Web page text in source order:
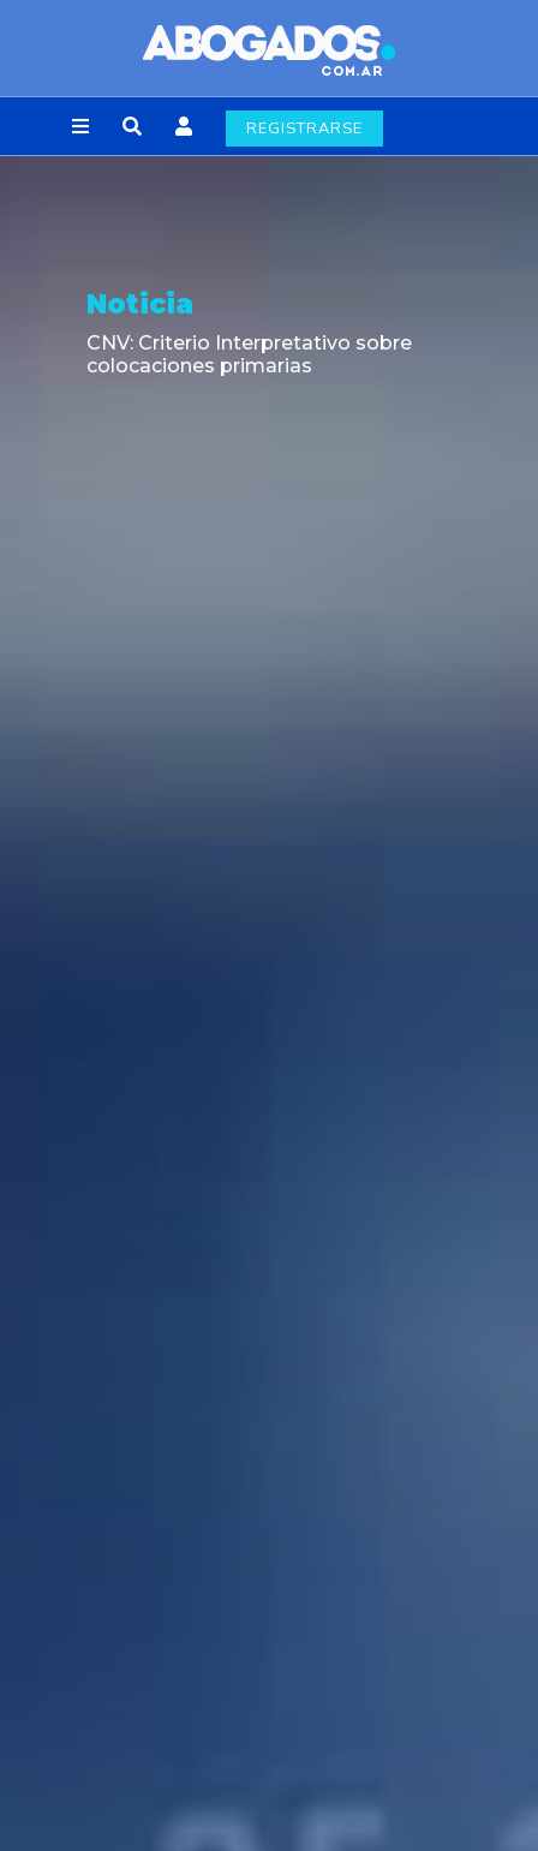
REGISTRARSE
Noticia
CNV: Criterio Interpretativo sobre
colocaciones primarias